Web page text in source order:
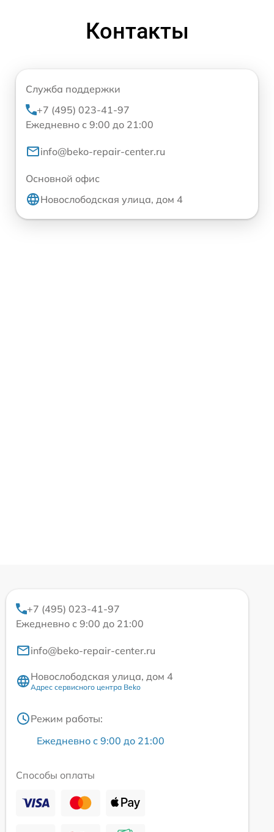
Контакты
Служба поддержки
+7 (495) 023-41-97
Ежедневно с 9:00 до 21:00
info@beko-repair-center.ru
Основной офис
Новослободская улица, дом 4
+7 (495) 023-41-97
Ежедневно с 9:00 до 21:00
info@beko-repair-center.ru
Новослободская улица, дом 4
Адрес сервисного центра Beko
Режим работы:
Ежедневно с 9:00 до 21:00
Способы оплаты